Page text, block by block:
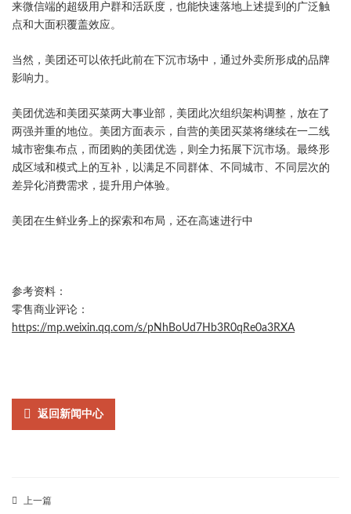
来微信端的超级用户群和活跃度，也能快速落地上述提到的广泛触
点和大面积覆盖效应。
当然，美团还可以依托此前在下沉市场中，通过外卖所形成的品牌
影响力。
美团优选和美团买菜两大事业部，美团此次组织架构调整，放在了
两强并重的地位。美团方面表示，自营的美团买菜将继续在一二线
城市密集布点，而团购的美团优选，则全力拓展下沉市场。最终形
成区域和模式上的互补，以满足不同群体、不同城市、不同层次的
差异化消费需求，提升用户体验。
美团在生鲜业务上的探索和布局，还在高速进行中
参考资料：
零售商业评论：
https://mp.weixin.qq.com/s/pNhBoUd7Hb3R0qRe0a3RXA
返回新闻中心
上一篇